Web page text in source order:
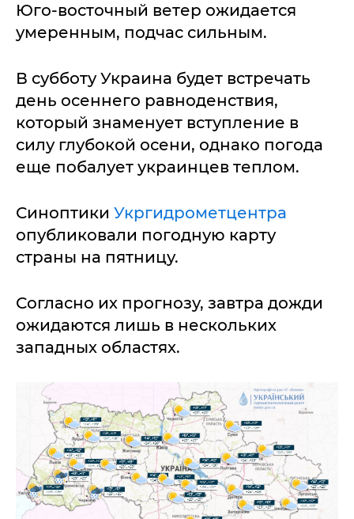
Юго-восточный ветер ожидается
умеренным, подчас сильным.
В субботу Украина будет встречать
день осеннего равноденствия,
который знаменует вступление в
силу глубокой осени, однако погода
еще побалует украинцев теплом.
Синоптики Укргидрометцентра
опубликовали погодную карту
страны на пятницу.
Согласно их прогнозу, завтра дожди
ожидаются лишь в нескольких
западных областях.